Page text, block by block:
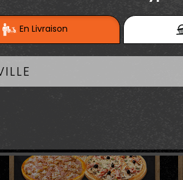
PIZZAS TOMATE